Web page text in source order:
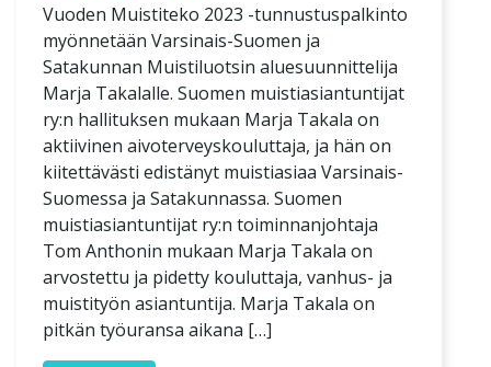
Vuoden Muistiteko 2023 -tunnustuspalkinto
myönnetään Varsinais-Suomen ja
Satakunnan Muistiluotsin aluesuunnittelija
Marja Takalalle. Suomen muistiasiantuntijat
ry:n hallituksen mukaan Marja Takala on
aktiivinen aivoterveyskouluttaja, ja hän on
kiitettävästi edistänyt muistiasiaa Varsinais-
Suomessa ja Satakunnassa. Suomen
muistiasiantuntijat ry:n toiminnanjohtaja
Tom Anthonin mukaan Marja Takala on
arvostettu ja pidetty kouluttaja, vanhus- ja
muistityön asiantuntija. Marja Takala on
pitkän työuransa aikana […]